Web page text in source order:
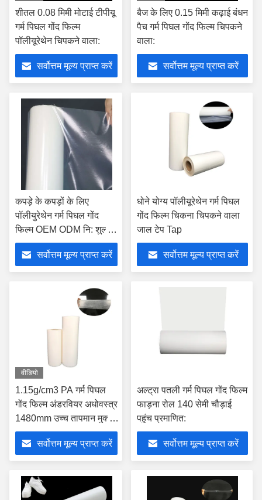
शीतल 0.08 मिमी मोटाई टीपीयू
गर्म पिघल गोंद फिल्म
पॉलीयूरेथेन चिपकने वाला:
सर्वोत्तम मूल्य प्राप्त करें
बैज के लिए 0.15 मिमी कढ़ाई बंधन
पैच गर्म पिघल गोंद फिल्म चिपकने
वाला:
सर्वोत्तम मूल्य प्राप्त करें
कपड़े के कपड़ों के लिए
पॉलीयुरेथेन गर्म पिघल गोंद
फिल्म OEM ODM नि: शुल्क
नमूना:
सर्वोत्तम मूल्य प्राप्त करें
धोने योग्य पॉलीयूरेथेन गर्म पिघल
गोंद फिल्म चिकना चिपकने वाला
जाल टेप Tap
सर्वोत्तम मूल्य प्राप्त करें
वीडियो
1.15g/cm3 PA गर्म पिघल
गोंद फिल्म अंडरवियर अधोवस्त्र
1480mm उच्च तापमान मुक्त
नमूना
सर्वोत्तम मूल्य प्राप्त करें
अल्ट्रा पतली गर्म पिघल गोंद फिल्म
फाड़ना रोल 140 सेमी चौड़ाई
पहुंच प्रमाणित:
सर्वोत्तम मूल्य प्राप्त करें